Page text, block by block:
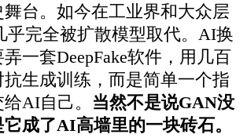
台。如今在工业界和大众层
乎完全被扩散模型取代。AI换
一套DeepFake软件，用几百
生成训练，而是简单一个指
AI自己。 当然不是说GAN没
成了AI高墙里的一块砖石。